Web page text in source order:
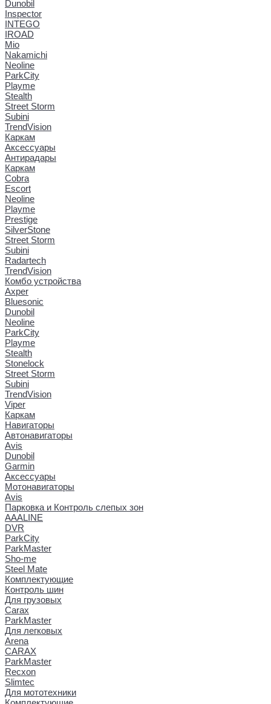
Dunobil
Inspector
INTEGO
IROAD
Mio
Nakamichi
Neoline
ParkCity
Playme
Stealth
Street Storm
Subini
TrendVision
Каркам
Аксессуары
Антирадары
Каркам
Cobra
Escort
Neoline
Playme
Prestige
SilverStone
Street Storm
Subini
Radartech
TrendVision
Комбо устройства
Axper
Bluesonic
Dunobil
Neoline
ParkCity
Playme
Stealth
Stonelock
Street Storm
Subini
TrendVision
Viper
Каркам
Навигаторы
Автонавигаторы
Avis
Dunobil
Garmin
Аксессуары
Мотонавигаторы
Avis
Парковка и Контроль слепых зон
AAALINE
DVR
ParkCity
ParkMaster
Sho-me
Steel Mate
Комплектующие
Контроль шин
Для грузовых
Carax
ParkMaster
Для легковых
Arena
CARAX
ParkMaster
Recxon
Slimtec
Для мототехники